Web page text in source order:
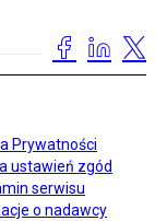
Prywatności
ustawień zgód
serwisu
o nadawcy